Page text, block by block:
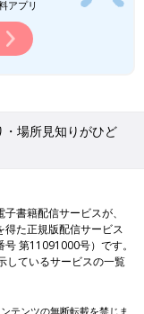
アプリ
・場所見知りがひど
書籍配信サービスが、
た正規版配信サービス
第11091000号）です。
しているサービスの一覧
テンツの無断転載を禁じま